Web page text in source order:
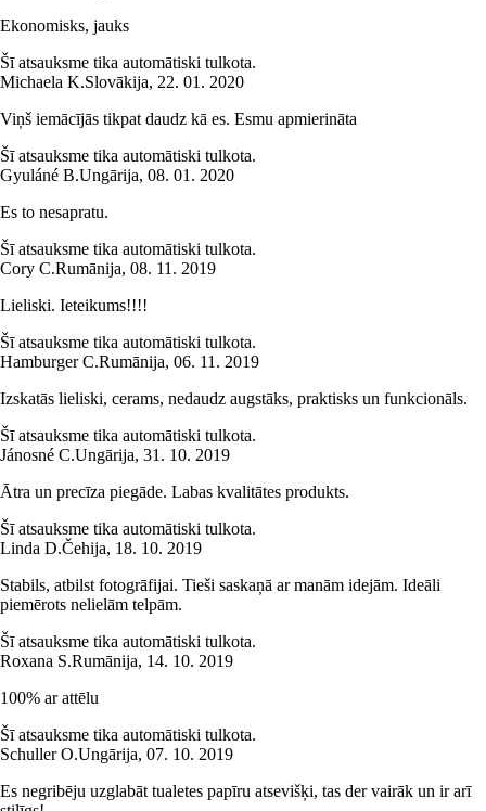
Ekonomisks, jauks
Šī atsauksme tika automātiski tulkota.
Michaela K.Slovākija, 22. 01. 2020
Viņš iemācījās tikpat daudz kā es. Esmu apmierināta
Šī atsauksme tika automātiski tulkota.
Gyuláné B.Ungārija, 08. 01. 2020
Es to nesapratu.
Šī atsauksme tika automātiski tulkota.
Cory C.Rumānija, 08. 11. 2019
Lieliski. Ieteikums!!!!
Šī atsauksme tika automātiski tulkota.
Hamburger C.Rumānija, 06. 11. 2019
Izskatās lieliski, cerams, nedaudz augstāks, praktisks un funkcionāls.
Šī atsauksme tika automātiski tulkota.
Jánosné C.Ungārija, 31. 10. 2019
Ātra un precīza piegāde. Labas kvalitātes produkts.
Šī atsauksme tika automātiski tulkota.
Linda D.Čehija, 18. 10. 2019
Stabils, atbilst fotogrāfijai. Tieši saskaņā ar manām idejām. Ideāli
piemērots nelielām telpām.
Šī atsauksme tika automātiski tulkota.
Roxana S.Rumānija, 14. 10. 2019
100% ar attēlu
Šī atsauksme tika automātiski tulkota.
Schuller O.Ungārija, 07. 10. 2019
Es negribēju uzglabāt tualetes papīru atsevišķi, tas der vairāk un ir arī